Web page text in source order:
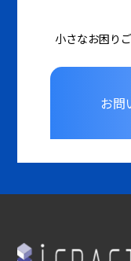
小さなお困り
お問